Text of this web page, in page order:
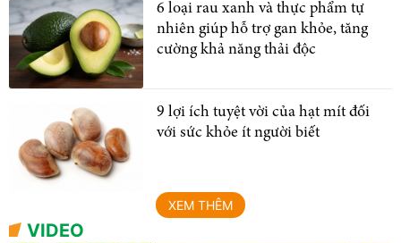
6 loại rau xanh và thực phẩm tự
nhiên giúp hỗ trợ gan khỏe, tăng
cường khả năng thải độc
9 lợi ích tuyệt vời của hạt mít đối
với sức khỏe ít người biết
XEM THÊM
VIDEO